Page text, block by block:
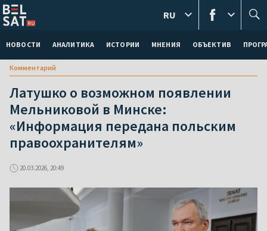
НОВОСТИ АНАЛИТИКА ИСТОРИИ МНЕНИЯ ОБЪЕКТИВ
RU
Комментарий
Латушко о возможном появлении
Мельниковой в Минске:
«Информация передана польским
правоохранителям»
20.03.2026, 20:49